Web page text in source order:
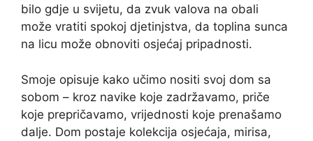
bilo gdje u svijetu, da zvuk valova na obali
može vratiti spokoj djetinjstva, da toplina sunca
na licu može obnoviti osjećaj pripadnosti.
Smoje opisuje kako učimo nositi svoj dom sa
sobom – kroz navike koje zadržavamo, priče
koje prepričavamo, vrijednosti koje prenašamo
dalje. Dom postaje kolekcija osjećaja, mirisa,